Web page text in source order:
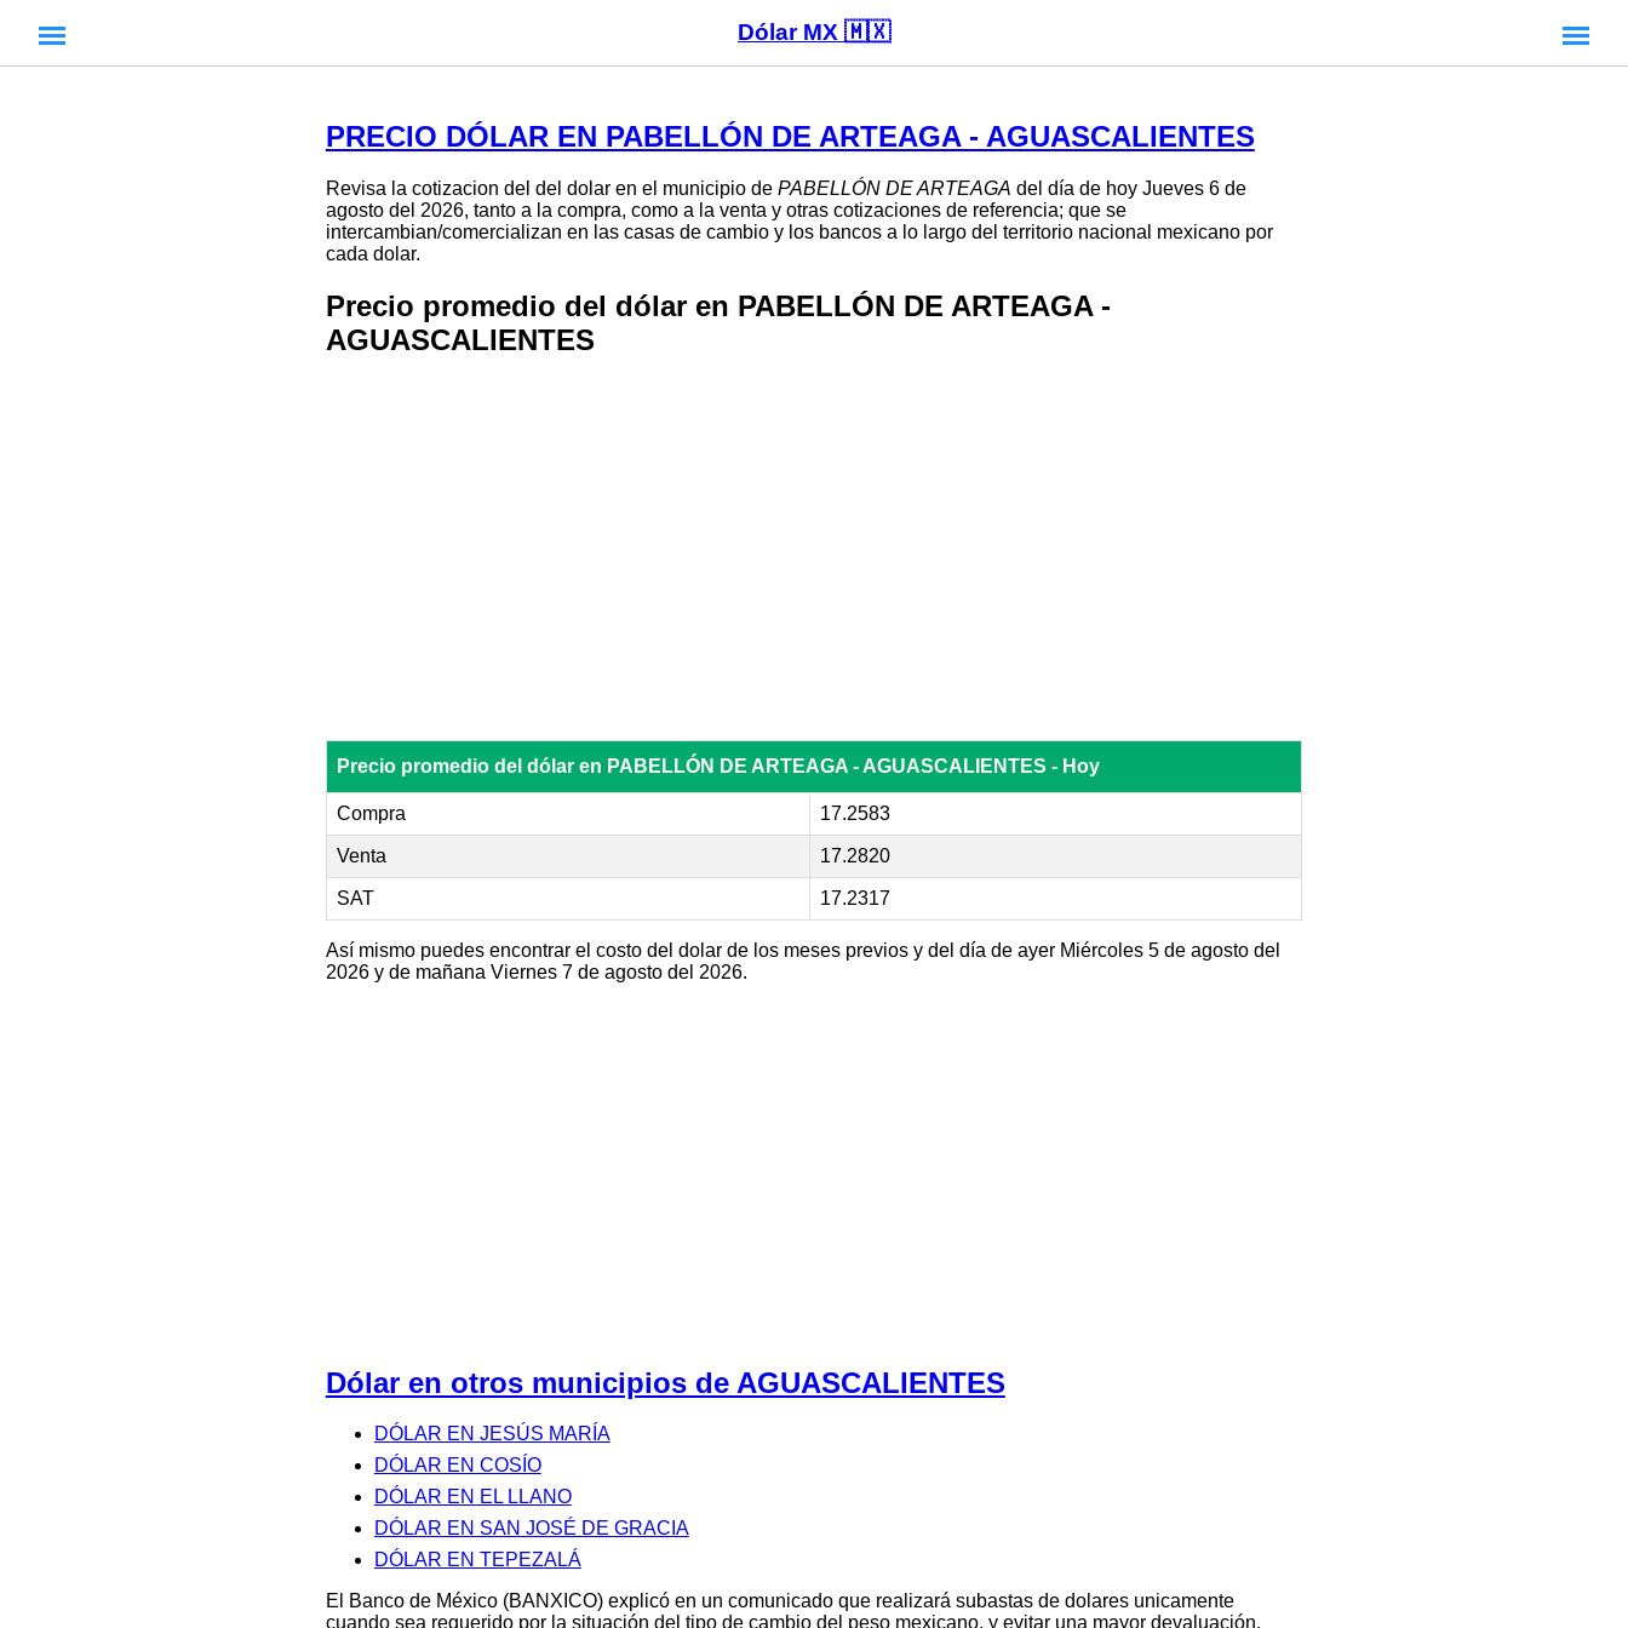
Dólar MX 🇲🇽
PRECIO DÓLAR EN PABELLÓN DE ARTEAGA - AGUASCALIENTES
Revisa la cotizacion del del dolar en el municipio de PABELLÓN DE ARTEAGA del día de hoy Jueves 6 de
agosto del 2026, tanto a la compra, como a la venta y otras cotizaciones de referencia; que se
intercambian/comercializan en las casas de cambio y los bancos a lo largo del territorio nacional mexicano por
cada dolar.
Precio promedio del dólar en PABELLÓN DE ARTEAGA -
AGUASCALIENTES
Precio promedio del dólar en PABELLÓN DE ARTEAGA - AGUASCALIENTES - Hoy
Compra 17.2583
Venta 17.2820
SAT 17.2317
Así mismo puedes encontrar el costo del dolar de los meses previos y del día de ayer Miércoles 5 de agosto del
2026 y de mañana Viernes 7 de agosto del 2026.
Dólar en otros municipios de AGUASCALIENTES
DÓLAR EN JESÚS MARÍA
DÓLAR EN COSÍO
DÓLAR EN EL LLANO
DÓLAR EN SAN JOSÉ DE GRACIA
DÓLAR EN TEPEZALÁ
El Banco de México (BANXICO) explicó en un comunicado que realizará subastas de dolares unicamente
cuando sea requerido por la situación del tipo de cambio del peso mexicano, y evitar una mayor devaluación.